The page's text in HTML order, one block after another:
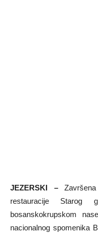
JEZERSKI –
restauracije Starog
bosanskokrupskom
nacionalnog spomenika